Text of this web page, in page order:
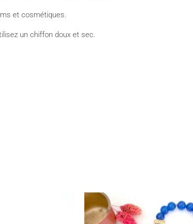
et cosmétiques.
un chiffon doux et sec.